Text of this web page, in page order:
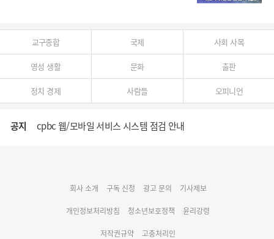
교구종합 국제 사회 사목
영성 생활 문화 출판
정치 경제 사람들 오피니언
공지 cpbc 웹/모바일 서비스 시스템 점검 안내
명동 미디어큐브 & 1898 미디어월 공모전 수상작 발표
회사 소개 구독 신청 광고 문의 기사제보
개인정보처리방침 청소년보호정책 윤리강령
저작권규약 고충처리인